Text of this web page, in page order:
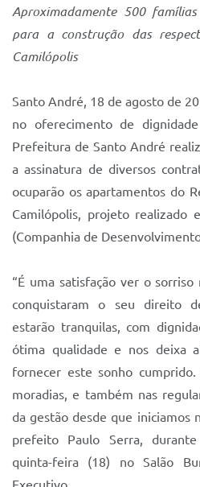
IPTU 2025
Legislação
Mobilidade Urbana Sustentável
Ouvidoria da Cidade
Passe Escolar
Parque Escola
Quadra Fiscal
SIC
Sistema Colab
Autarquias
Aproximadamente 500
para a construção das
Camilópolis
Santo André, 18 de agosto de
no oferecimento de
Prefeitura de Santo André
a assinatura de diversos
ocuparão os apartamentos do
Camilópolis, projeto realizado
(Companhia de
“É uma satisfação ver o
conquistaram o seu direito
estarão tranquilas, com
ótima qualidade e nos deixa
fornecer este sonho
moradias, e também nas
da gestão desde que iniciamos
prefeito Paulo Serra,
quinta-feira (18) no Salão